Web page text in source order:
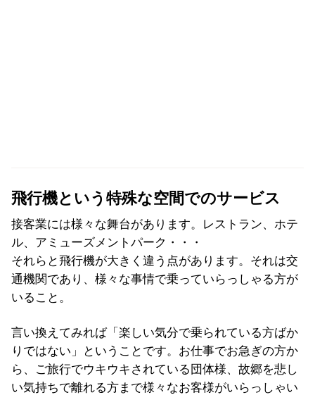
飛行機という特殊な空間でのサービス
接客業には様々な舞台があります。レストラン、ホテ
ル、アミューズメントパーク・・・
それらと飛行機が大きく違う点があります。それは交
通機関であり、様々な事情で乗っていらっしゃる方が
いること。
言い換えてみれば「楽しい気分で乗られている方ばか
りではない」ということです。お仕事でお急ぎの方か
ら、ご旅行でウキウキされている団体様、故郷を悲し
い気持ちで離れる方まで様々なお客様がいらっしゃい